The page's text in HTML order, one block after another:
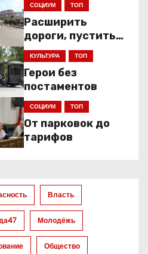
СОЦИУМ ТОП
Расширить
дороги, пустить
низкопольники
КУЛЬТУРА ТОП
Герои без
постаментов
СОЦИУМ ТОП
От парковок до
тарифов
Власть
Молодёжь
Общество